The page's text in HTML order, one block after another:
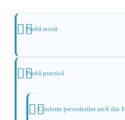
Probă scrisă
Probă practică
Conform prevederilor art.6 din